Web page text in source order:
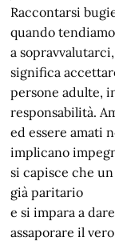
Raccontarsi
quando tendiamo
a
significa
persone adulte,
responsabilità.
ed essere amati
implicano
si capisce che
già paritario
e si impara a
assaporare il